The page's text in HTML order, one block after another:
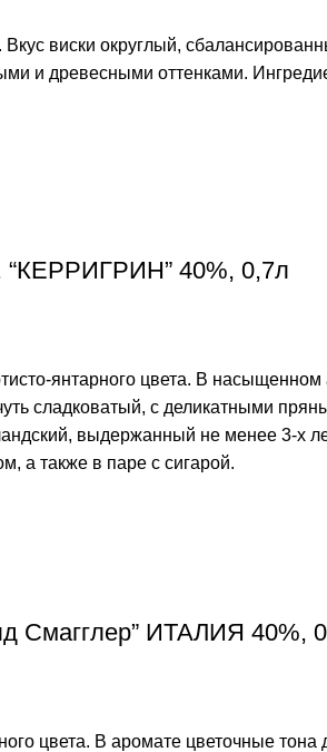
Вкус виски округлый,
и древесными оттенками.
“КЕРРИГРИН” 40%, 0,7л
янтарного цвета. В
сладковатый, с деликатными
выдержанный не менее 3-х
а также в паре с сигарой.
Смагглер” ИТАЛИЯ 40%,
цвета. В аромате цветочные